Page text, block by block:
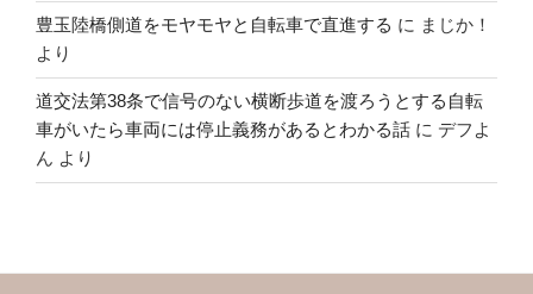
豊玉陸橋側道をモヤモヤと自転車で直進する に まじか！
より
道交法第38条で信号のない横断歩道を渡ろうとする自転
車がいたら車両には停止義務があるとわかる話 に デフよ
ん より